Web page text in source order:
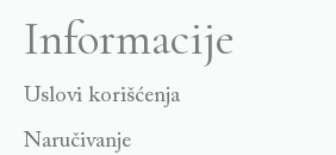
Informacije
Uslovi korišćenja
Naručivanje